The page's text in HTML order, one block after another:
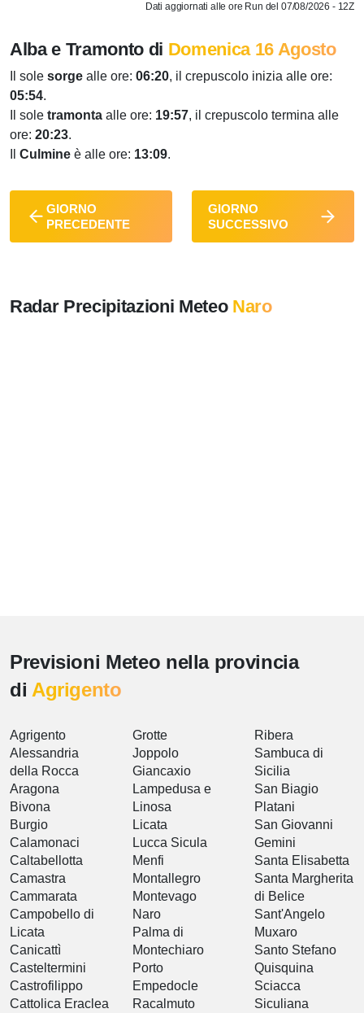
Dati aggiornati alle ore Run del 07/08/2026 - 12Z
Alba e Tramonto di Domenica 16 Agosto
Il sole sorge alle ore: 06:20, il crepuscolo inizia alle ore:
05:54.
Il sole tramonta alle ore: 19:57, il crepuscolo termina alle
ore: 20:23.
Culmine è alle ore: 13:09.
GIORNO
PRECEDENTE
GIORNO
SUCCESSIVO
Radar Precipitazioni Meteo Naro
Previsioni Meteo nella provincia
di Agrigento
Agrigento
Alessandria
della Rocca
Aragona
Bivona
Burgio
Calamonaci
Caltabellotta
Camastra
Cammarata
Campobello di
Licata
Canicattì
Casteltermini
Castrofilippo
Cattolica Eraclea
Grotte
Joppolo
Giancaxio
Lampedusa e
Linosa
Licata
Lucca Sicula
Menfi
Montallegro
Montevago
Naro
Palma di
Montechiaro
Porto
Empedocle
Racalmuto
Ribera
Sambuca di
Sicilia
San Biagio
Platani
San Giovanni
Gemini
Santa Elisabetta
Santa Margherita
di Belice
Sant'Angelo
Muxaro
Santo Stefano
Quisquina
Sciacca
Siculiana